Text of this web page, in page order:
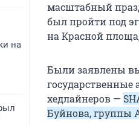
на
масштабный
был пройти под
на Красной
Были заявлены
государственные
хедлайнеров —
Буйнова, группы